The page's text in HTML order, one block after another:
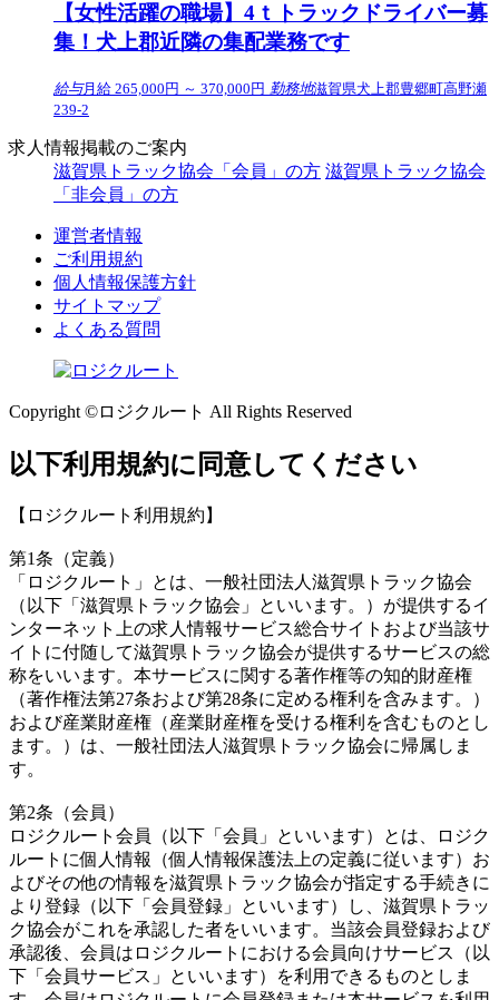
【女性活躍の職場】4ｔトラックドライバー募
集！犬上郡近隣の集配業務です
給与月給 265,000円 ～ 370,000円 勤務地滋賀県犬上郡豊郷町高野瀬
239-2
求人情報掲載のご案内
滋賀県トラック協会「会員」の方 滋賀県トラック協会
「非会員」の方
運営者情報
ご利用規約
個人情報保護方針
サイトマップ
よくある質問
Copyright ©ロジクルート All Rights Reserved
以下利用規約に同意してください
【ロジクルート利用規約】
第1条（定義）
「ロジクルート」とは、一般社団法人滋賀県トラック協会
（以下「滋賀県トラック協会」といいます。）が提供するイ
ンターネット上の求人情報サービス総合サイトおよび当該サ
イトに付随して滋賀県トラック協会が提供するサービスの総
称をいいます。本サービスに関する著作権等の知的財産権
（著作権法第27条および第28条に定める権利を含みます。）
および産業財産権（産業財産権を受ける権利を含むものとし
ます。）は、一般社団法人滋賀県トラック協会に帰属しま
す。
第2条（会員）
ロジクルート会員（以下「会員」といいます）とは、ロジク
ルートに個人情報（個人情報保護法上の定義に従います）お
よびその他の情報を滋賀県トラック協会が指定する手続きに
より登録（以下「会員登録」といいます）し、滋賀県トラッ
ク協会がこれを承認した者をいいます。当該会員登録および
承認後、会員はロジクルートにおける会員向けサービス（以
下「会員サービス」といいます）を利用できるものとしま